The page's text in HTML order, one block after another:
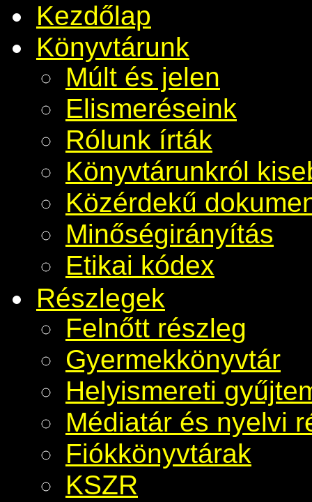
Kezdőlap
Könyvtárunk
Múlt és jelen
Elismeréseink
Rólunk írták
Könyvtárunkról
Közérdekű
Minőségirányítás
Etikai kódex
Részlegek
Felnőtt részleg
Gyermekkönyvtár
Helyismereti
Médiatár és nyelvi
Fiókkönyvtárak
KSZR